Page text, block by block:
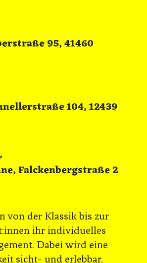
95, 41460
104, 12439
Falckenbergstraße 2
von der Klassik bis zur
ihr individuelles
Dabei wird eine
sicht- und erlebbar.